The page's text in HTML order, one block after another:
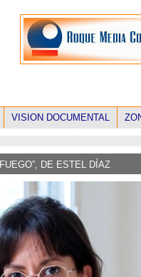
VISION DOCUMENTAL
DE ESTEL DÍAZ